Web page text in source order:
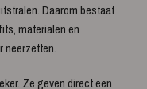
Daarom bestaat
materialen en
neerzetten.
Ze geven direct een